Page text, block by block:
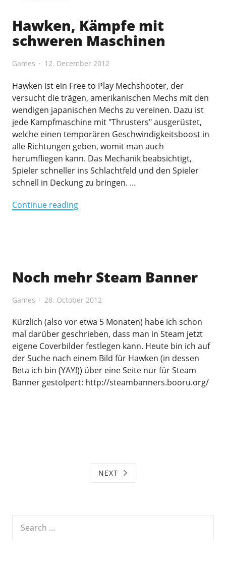
sein
sollte"
Hawken, Kämpfe mit
schweren Maschinen
Games 12. December 2012
Hawken ist ein Free to Play Mechshooter, der
versucht die trägen, amerikanischen Mechs mit den
wendigen japanischen Mechs zu vereinen. Dazu ist
jede Kampfmaschine mit "Thrusters" ausgerüstet,
welche einen temporären Geschwindigkeitsboost in
alle Richtungen geben, womit man auch
herumfliegen kann. Das Mechanik beabsichtigt,
Spieler schneller ins Schlachtfeld und den Spieler
schnell in Deckung zu bringen. …
Continue reading"Hawken,
Noch mehr Steam Banner
Games 28. October 2012
Kürzlich (also vor etwa 5 Monaten) habe ich schon
mal darüber geschrieben, dass man in Steam jetzt
eigene Coverbilder festlegen kann. Heute bin ich auf
der Suche nach einem Bild für Hawken (in dessen
Beta ich bin (YAY!)) über eine Seite nur für Steam
Banner gestolpert: http://steambanners.booru.org/
NEXT
for: